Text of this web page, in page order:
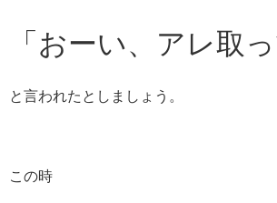
「おーい、アレ取っ
と言われたとしましょう。
この時